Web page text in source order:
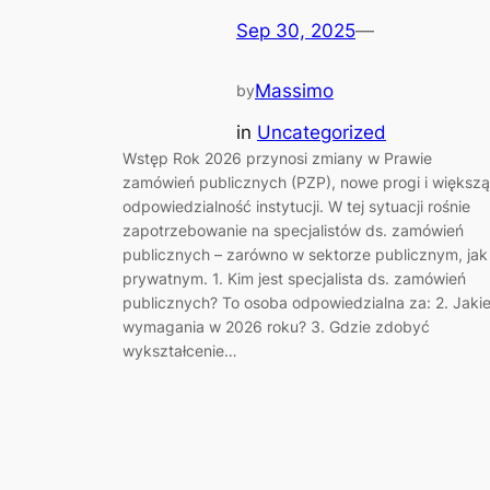
Sep 30, 2025—
byMassimo
in Uncategorized
Wstęp Rok 2026 przynosi zmiany w Prawie
zamówień publicznych (PZP), nowe progi i większą
odpowiedzialność instytucji. W tej sytuacji rośnie
zapotrzebowanie na specjalistów ds. zamówień
publicznych – zarówno w sektorze publicznym,
prywatnym. 1. Kim jest specjalista ds. zamówień
publicznych? To osoba odpowiedzialna za: 2. Jakie
wymagania w 2026 roku? 3. Gdzie zdobyć
wykształcenie…